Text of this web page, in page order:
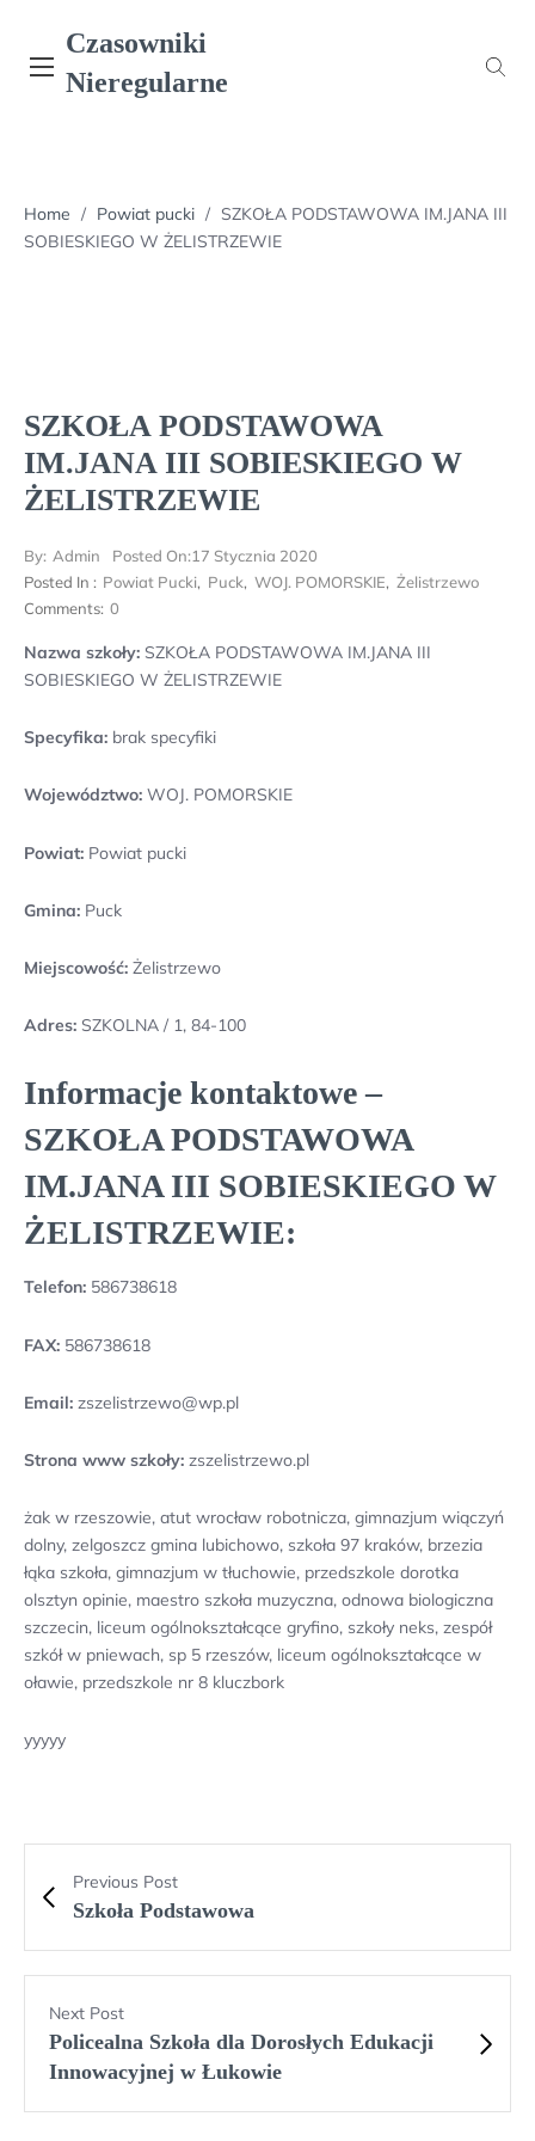
content
Czasowniki
Nieregularne
Home / Powiat pucki / SZKOŁA PODSTAWOWA IM.JANA III
SOBIESKIEGO W ŻELISTRZEWIE
SZKOŁA PODSTAWOWA
IM.JANA III SOBIESKIEGO W
ŻELISTRZEWIE
By: Admin Posted On:17 Stycznia 2020
Posted In : Powiat Pucki, Puck, WOJ. POMORSKIE, Żelistrzewo
Comments: 0
Nazwa szkoły: SZKOŁA PODSTAWOWA IM.JANA III
SOBIESKIEGO W ŻELISTRZEWIE
Specyfika: brak specyfiki
Województwo: WOJ. POMORSKIE
Powiat: Powiat pucki
Gmina: Puck
Miejscowość: Żelistrzewo
Adres: SZKOLNA / 1, 84-100
Informacje kontaktowe –
SZKOŁA PODSTAWOWA
IM.JANA III SOBIESKIEGO W
ŻELISTRZEWIE:
Telefon: 586738618
FAX: 586738618
Email: zszelistrzewo@wp.pl
Strona www szkoły: zszelistrzewo.pl
żak w rzeszowie, atut wrocław robotnicza, gimnazjum wiączyń
dolny, zelgoszcz gmina lubichowo, szkoła 97 kraków, brzezia
łąka szkoła, gimnazjum w tłuchowie, przedszkole dorotka
olsztyn opinie, maestro szkoła muzyczna, odnowa biologiczna
szczecin, liceum ogólnokształcące gryfino, szkoły neks, zespół
szkół w pniewach, sp 5 rzeszów, liceum ogólnokształcące w
oławie, przedszkole nr 8 kluczbork
yyyyy
Previous Post
Szkoła Podstawowa
Next Post
Policealna Szkoła dla Dorosłych Edukacji
Innowacyjnej w Łukowie